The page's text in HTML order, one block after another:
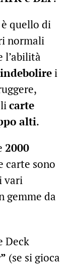
quello di
normali
l’abilità
i
carte
alti.
2000
carte sono
vari
gemme da
Deck
(se si gioca